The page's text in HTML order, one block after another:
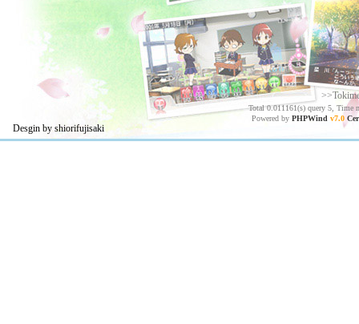
Total 0.011161(s) query 5, Time
Powered by PHPWind v7.0
Desgin by shiorifujisaki